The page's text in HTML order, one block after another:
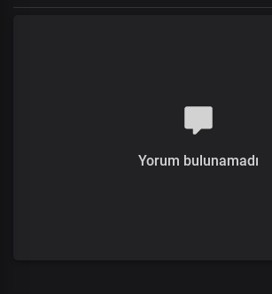
Yorum bulunamadı